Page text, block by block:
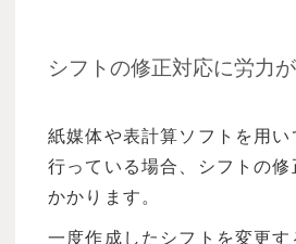
シフトの修正対応に労力
紙媒体や表計算ソフトを用い
行っている場合、シフトの
かかります。
一度作成したシフトを変更す